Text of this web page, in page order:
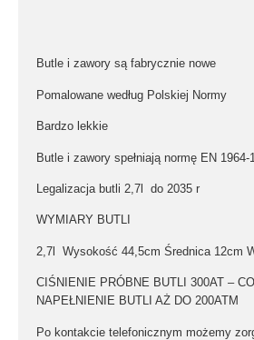
Butle i zawory są fabrycznie nowe
Pomalowane według Polskiej Normy
Bardzo lekkie
Butle i zawory spełniają normę EN 1964-1
Legalizacja butli 2,7l do 2035 r
WYMIARY BUTLI
2,7l Wysokość 44,5cm Średnica 12cm
CIŚNIENIE PRÓBNE BUTLI 300AT –
NAPEŁNIENIE BUTLI AŻ DO 200ATM
Po kontakcie telefonicznym możemy